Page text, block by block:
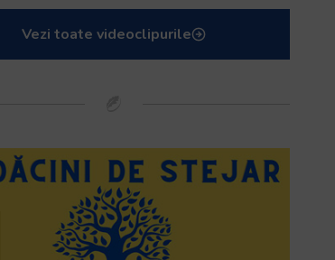
Vezi toate videoclipurile